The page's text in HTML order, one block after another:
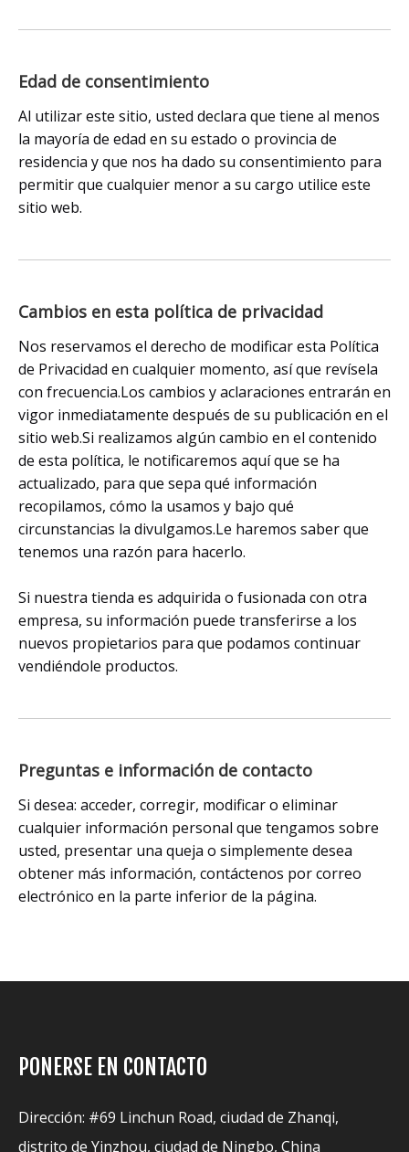
Edad de consentimiento
Al utilizar este sitio, usted declara que tiene al menos
la mayoría de edad en su estado o provincia de
residencia y que nos ha dado su consentimiento para
permitir que cualquier menor a su cargo utilice este
sitio web.
Cambios en esta política de privacidad
Nos reservamos el derecho de modificar esta Política
de Privacidad en cualquier momento, así que revísela
con frecuencia.Los cambios y aclaraciones entrarán en
vigor inmediatamente después de su publicación en el
sitio web.Si realizamos algún cambio en el contenido
de esta política, le notificaremos aquí que se ha
actualizado, para que sepa qué información
recopilamos, cómo la usamos y bajo qué
circunstancias la divulgamos.Le haremos saber que
tenemos una razón para hacerlo.
Si nuestra tienda es adquirida o fusionada con otra
empresa, su información puede transferirse a los
nuevos propietarios para que podamos continuar
vendiéndole productos.
Preguntas e información de contacto
Si desea: acceder, corregir, modificar o eliminar
cualquier información personal que tengamos sobre
usted, presentar una queja o simplemente desea
obtener más información, contáctenos por correo
electrónico en la parte inferior de la página.
PONERSE EN CONTACTO
Dirección: #69 Linchun Road, ciudad de Zhanqi,
distrito de Yinzhou, ciudad de Ningbo, China